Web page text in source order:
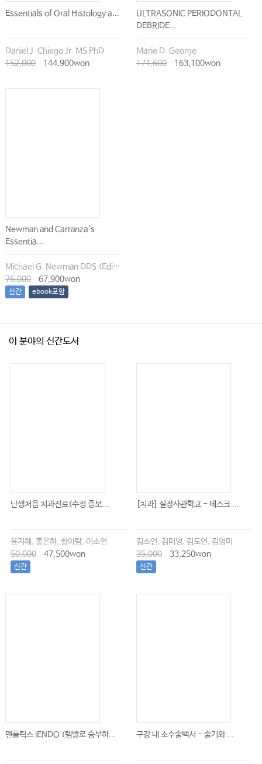
Essentials of Oral Histology a...
Daniel J. Chiego Jr. MS PhD
152,000
144,900won
ULTRASONIC PERIODONTAL
DEBRIDE...
Marie D. George
171,600
163,100won
Newman and Carranza`s
Essentia...
Michael G. Newman DDS (Editor), Irina Dragan (Editor), Satheesh Elangovan BDS DSc DMSc (Editor), Archana K. Karan (Editor)
76,000
67,900won
신간 ebook포함
이 분야의 신간도서
난생처음 치과진료(수정 증보...
윤지혜, 홍은하, 황아람, 이소연
50,000
47,500won
신간
[치과] 실장사관학교 - 데스크 ...
김소언, 김미영, 김도연, 김영미
35,000
33,250won
신간
덴플릭스 iENDO (템빨로 승부하... 구강 내 소수술백서 - 술기와 ...